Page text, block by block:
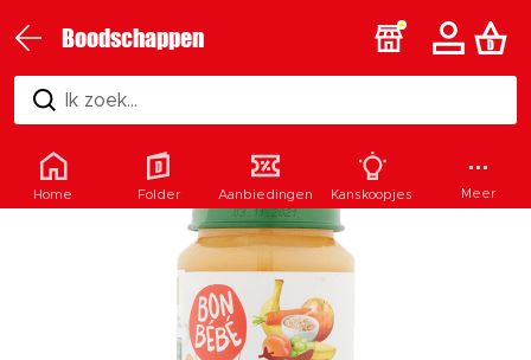
Boodschappen
Ik zoek...
Home Folder Aanbiedingen Kanskoopjes Meer